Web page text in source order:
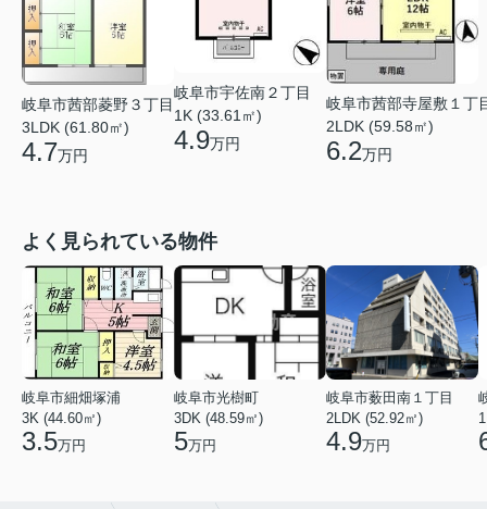
岐阜市茜部菱野３丁目
3LDK (61.80㎡)
4.7万円
岐阜市宇佐南２丁目
1K (33.61㎡)
4.9万円
岐阜市茜部寺屋敷１丁
2LDK (59.58㎡)
6.2万円
よく見られている物件
岐阜市細畑塚浦
3K (44.60㎡)
3.5万円
岐阜市光樹町
3DK (48.59㎡)
5万円
岐阜市薮田南１丁目
2LDK (52.92㎡)
4.9万円